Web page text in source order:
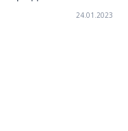
24.01.2023